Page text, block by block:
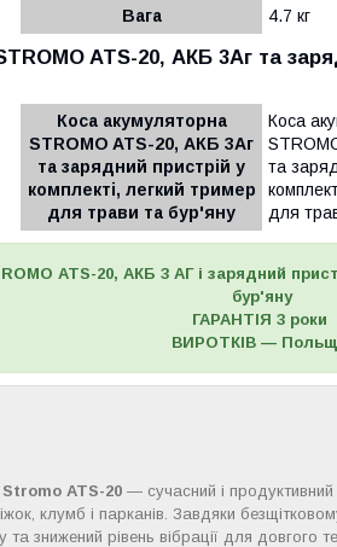
Вага 4.7 кг
ATS-20, АКБ 3Аг та
Коса акумуляторна
STROMO ATS-20, АКБ 3Аг
та зарядний пристрій у
комплекті, легкий тример
для трави та бур'яну
Коса
та
для
ATS-20, АКБ 3 АГ і зарядний
бур'яну
ГАРАНТІЯ 3 роки
ВИРОТКІВ —
ATS-20 — сучасний і
клумб і парканів. Завдяки
знижений рівень вібрації для довгого